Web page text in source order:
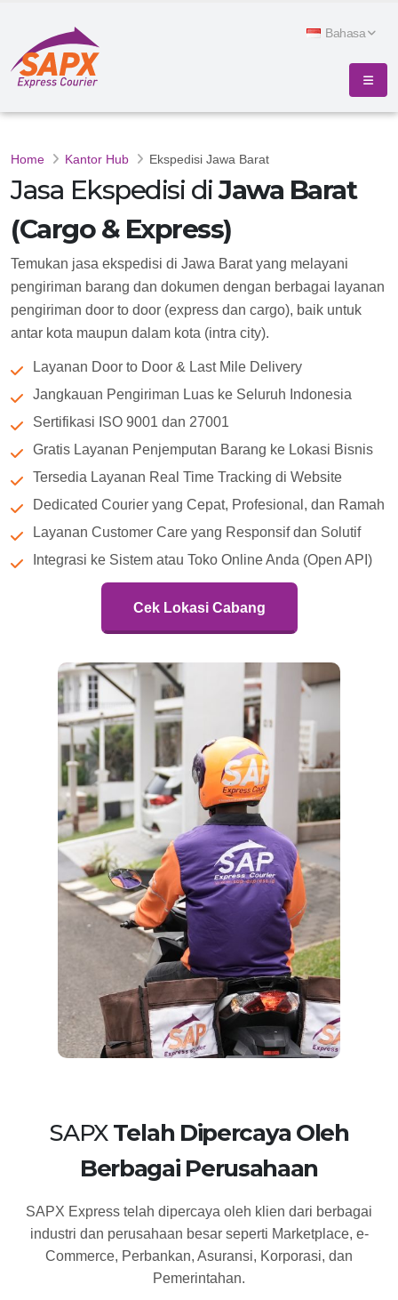
Bahasa
Home Kantor Hub Ekspedisi Jawa Barat
Jasa Ekspedisi diJawa Barat
(Cargo & Express)
Temukan jasa ekspedisi di Jawa Barat yang melayani
pengiriman barang dan dokumen dengan berbagai layanan
pengiriman door to door (express dan cargo), baik untuk
antar kota maupun dalam kota (intra city).
Layanan Door to Door & Last Mile Delivery
Jangkauan Pengiriman Luas ke Seluruh Indonesia
Sertifikasi ISO 9001 dan 27001
Gratis Layanan Penjemputan Barang ke Lokasi Bisnis
Tersedia Layanan Real Time Tracking di Website
Dedicated Courier yang Cepat, Profesional, dan Ramah
Layanan Customer Care yang Responsif dan Solutif
Integrasi ke Sistem atau Toko Online Anda (Open API)
Cek Lokasi Cabang
SAPXTelah Dipercaya Oleh
Berbagai Perusahaan
SAPX Express telah dipercaya oleh klien dari berbagai
industri dan perusahaan besar seperti Marketplace, e-
Commerce, Perbankan, Asuransi, Korporasi, dan
Pemerintahan.